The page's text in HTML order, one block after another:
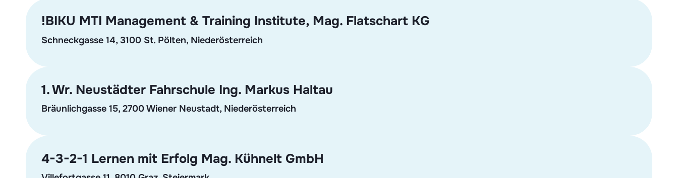
!BIKU MTI Management & Training Institute, Mag. Flatschart KG
Schneckgasse 14, 3100 St. Pölten, Niederösterreich
1. Wr. Neustädter Fahrschule Ing. Markus Haltau
Bräunlichgasse 15, 2700 Wiener Neustadt, Niederösterreich
4-3-2-1 Lernen mit Erfolg Mag. Kühnelt GmbH